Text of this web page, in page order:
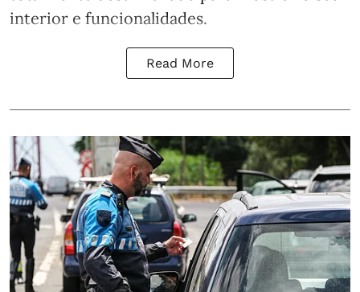
interior e funcionalidades.
Read More